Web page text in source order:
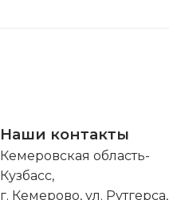
Наши контакты
Кемеровская область-
Кузбасс,
г. Кемерово, ул. Рутгерса,